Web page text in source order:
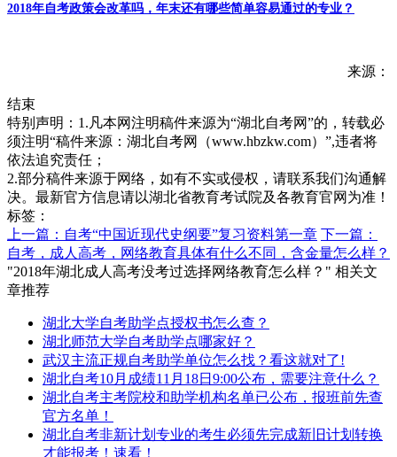
2018年自考政策会改革吗，年末还有哪些简单容易通过的专业？
来源：
结束
特别声明：1.凡本网注明稿件来源为“湖北自考网”的，转载必
须注明“稿件来源：湖北自考网（www.hbzkw.com）”,违者将
依法追究责任；
2.部分稿件来源于网络，如有不实或侵权，请联系我们沟通解
决。最新官方信息请以湖北省教育考试院及各教育官网为准！
标签：
上一篇：自考“中国近现代史纲要”复习资料第一章 下一篇：
自考，成人高考，网络教育具体有什么不同，含金量怎么样？
"2018年湖北成人高考没考过选择网络教育怎么样？" 相关文
章推荐
湖北大学自考助学点授权书怎么查？
湖北师范大学自考助学点哪家好？
武汉主流正规自考助学单位怎么找？看这就对了!
湖北自考10月成绩11月18日9:00公布，需要注意什么？
湖北自考主考院校和助学机构名单已公布，报班前先查
官方名单！
湖北自考非新计划专业的考生必须先完成新旧计划转换
才能报考！速看！